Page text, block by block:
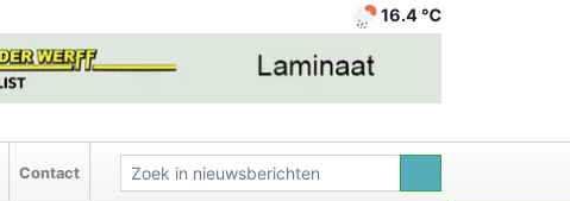
16.4 ℃
Contact